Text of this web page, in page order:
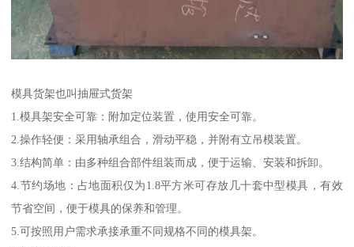
模具货架也叫抽屉式货架
1.模具架安全可靠：附加定位装置，使用安全可靠。
2.操作轻便：采用轴承组合，滑动平稳，并附有立吊模装置。
3.结构简单：由多种组合部件组装而成，便于运输、安装和拆卸。
4.节约场地：占地面积仅为1.8平方米可存放几十套中型模具，有效
节省空间，便于模具的保养和管理。
5.可按照用户需求承接承重不同规格不同的模具架。